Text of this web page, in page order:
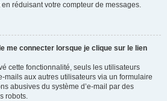
réduisant votre compteur de messages.
me connecter lorsque je clique sur le lien
cette fonctionnalité, seuls les utilisateurs
mails aux autres utilisateurs via un formulaire
abusives du système d’e-mail par des
robots.